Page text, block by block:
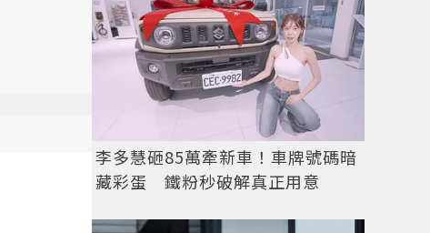
李多慧砸85萬牽新車！車牌號碼暗
藏彩蛋 鐵粉秒破解真正用意